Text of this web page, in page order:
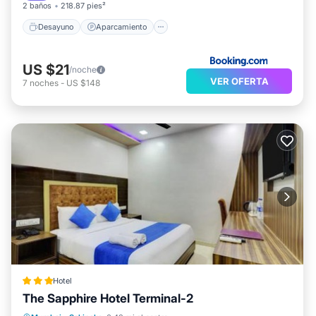
2 baños 218.87 pies²
Desayuno Aparcamiento
US $21/noche
7 noches - US $148 VER OFERTA
Hotel
The Sapphire Hotel Terminal-2